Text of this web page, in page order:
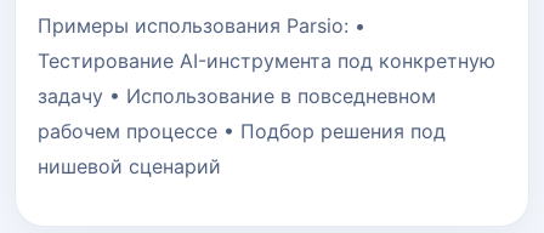
Примеры использования Parsio: •
Тестирование AI-инструмента под конкретную
задачу • Использование в повседневном
рабочем процессе • Подбор решения под
нишевой сценарий